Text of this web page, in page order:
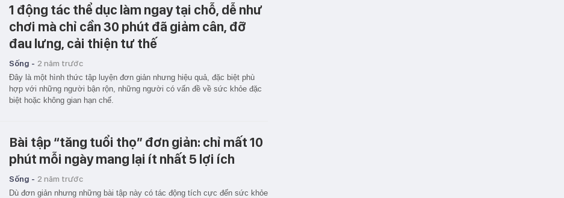
1 động tác thể dục làm ngay tại chỗ, dễ như
chơi mà chỉ cần 30 phút đã giảm cân, đỡ
đau lưng, cải thiện tư thế
Sống - 2 năm trước
Đây là một hình thức tập luyện đơn giản nhưng hiệu quả, đặc biệt phù
hợp với những người bận rộn, những người có vấn đề về sức khỏe đặc
biệt hoặc không gian hạn chế.
Bài tập “tăng tuổi thọ” đơn giản: chỉ mất 10
phút mỗi ngày mang lại ít nhất 5 lợi ích
Sống - 2 năm trước
Dù đơn giản nhưng những bài tập này có tác động tích cực đến sức khỏe